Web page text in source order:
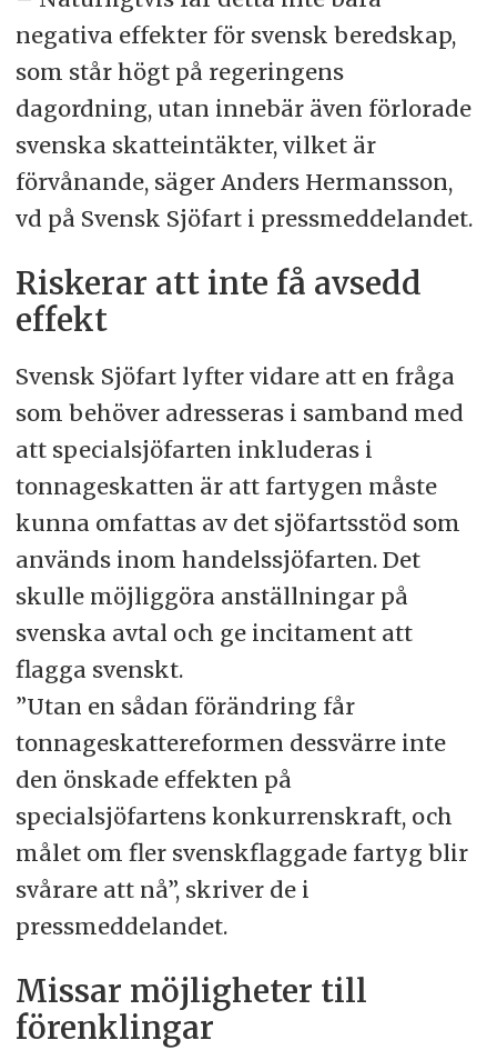
negativa effekter för svensk beredskap,
som står högt på regeringens
dagordning, utan innebär även förlorade
svenska skatteintäkter, vilket är
förvånande, säger Anders Hermansson,
vd på Svensk Sjöfart i pressmeddelandet.
Riskerar att inte få avsedd
effekt
Svensk Sjöfart lyfter vidare att en fråga
som behöver adresseras i samband med
att specialsjöfarten inkluderas i
tonnageskatten är att fartygen måste
kunna omfattas av det sjöfartsstöd som
används inom handelssjöfarten. Det
skulle möjliggöra anställningar på
svenska avtal och ge incitament att
flagga svenskt.
”Utan en sådan förändring får
tonnageskattereformen dessvärre inte
den önskade effekten på
specialsjöfartens konkurrenskraft, och
målet om fler svenskflaggade fartyg blir
svårare att nå”, skriver de i
pressmeddelandet.
Missar möjligheter till
förenklingar